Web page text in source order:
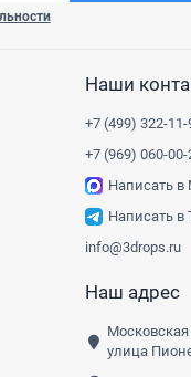
Наши
+7 (499) 322-11-
+7 (969) 060-00-
Написать в
Написать в
info@3drops.ru
Наш адрес
Московская
улица